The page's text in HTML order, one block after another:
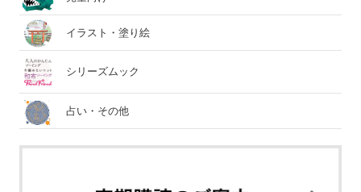
イラスト・塗り絵
シリーズムック
占い・その他